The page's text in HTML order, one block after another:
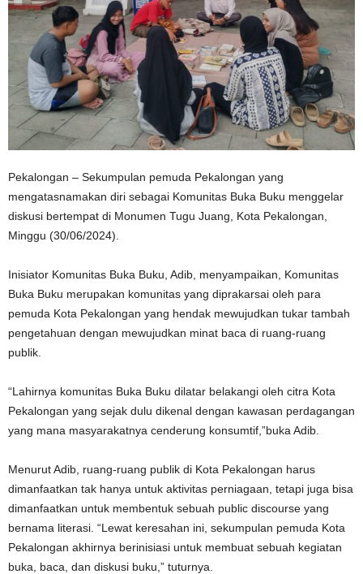
Pekalongan – Sekumpulan pemuda Pekalongan yang
mengatasnamakan diri sebagai Komunitas Buka Buku menggelar
diskusi bertempat di Monumen Tugu Juang, Kota Pekalongan,
Minggu (30/06/2024).
Inisiator Komunitas Buka Buku, Adib, menyampaikan, Komunitas
Buka Buku merupakan komunitas yang diprakarsai oleh para
pemuda Kota Pekalongan yang hendak mewujudkan tukar tambah
pengetahuan dengan mewujudkan minat baca di ruang-ruang
publik.
“Lahirnya komunitas Buka Buku dilatar belakangi oleh citra Kota
Pekalongan yang sejak dulu dikenal dengan kawasan perdagangan
yang mana masyarakatnya cenderung konsumtif,”buka Adib.
Menurut Adib, ruang-ruang publik di Kota Pekalongan harus
dimanfaatkan tak hanya untuk aktivitas perniagaan, tetapi juga bisa
dimanfaatkan untuk membentuk sebuah public discourse yang
bernama literasi. “Lewat keresahan ini, sekumpulan pemuda Kota
Pekalongan akhirnya berinisiasi untuk membuat sebuah kegiatan
buka, baca, dan diskusi buku,” tuturnya.